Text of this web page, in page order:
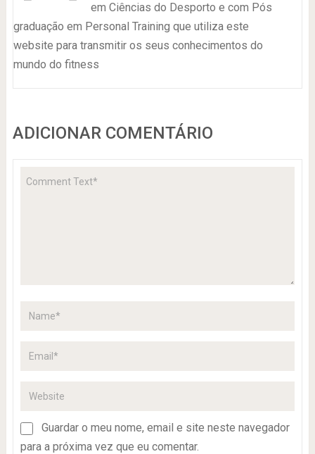
em Ciências do Desporto e com Pós
graduação em Personal Training que utiliza este
website para transmitir os seus conhecimentos do
mundo do fitness
ADICIONAR COMENTÁRIO
Guardar o meu nome, email e site neste navegador
para a próxima vez que eu comentar.